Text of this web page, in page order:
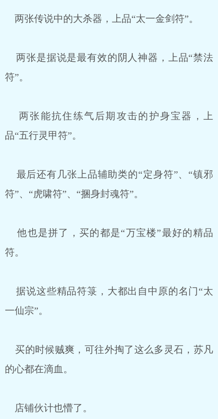
两张传说中的大杀器，上品“太一金剑符”。
两张是据说是最有效的阴人神器，上品“禁法
符”。
两张能抗住练气后期攻击的护身宝器，上
品“五行灵甲符”。
最后还有几张上品辅助类的“定身符”、“镇邪
符”、“虎啸符”、“捆身封魂符”。
他也是拼了，买的都是“万宝楼”最好的精品
符。
据说这些精品符箓，大都出自中原的名门“太
一仙宗”。
买的时候贼爽，可往外掏了这么多灵石，苏凡
的心都在滴血。
店铺伙计也懵了。